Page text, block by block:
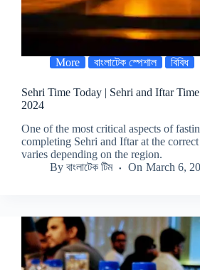
More বাংলাটেক স্পেশাল বিবিধ
Sehri Time Today | Sehri and Iftar
2024
One of the most critical aspects of
completing Sehri and Iftar at the
varies depending on the region.
By বাংলাটেক টিম On March 6,